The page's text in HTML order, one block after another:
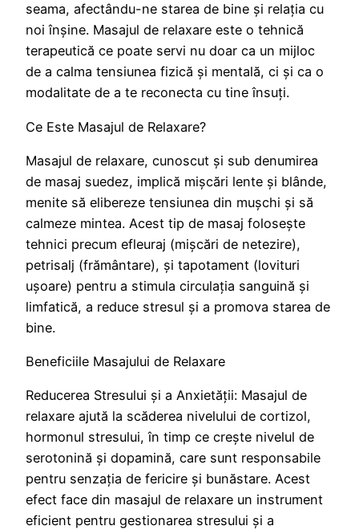
seama, afectându-ne starea de bine și relația cu
noi înșine. Masajul de relaxare este o tehnică
terapeutică ce poate servi nu doar ca un mijloc
de a calma tensiunea fizică și mentală, ci și ca o
modalitate de a te reconecta cu tine însuți.
Ce Este Masajul de Relaxare?
Masajul de relaxare, cunoscut și sub denumirea
de masaj suedez, implică mișcări lente și blânde,
menite să elibereze tensiunea din mușchi și să
calmeze mintea. Acest tip de masaj folosește
tehnici precum efleuraj (mișcări de netezire),
petrisalj (frământare), și tapotament (lovituri
ușoare) pentru a stimula circulația sanguină și
limfatică, a reduce stresul și a promova starea de
bine.
Beneficiile Masajului de Relaxare
Reducerea Stresului și a Anxietății: Masajul de
relaxare ajută la scăderea nivelului de cortizol,
hormonul stresului, în timp ce crește nivelul de
serotonină și dopamină, care sunt responsabile
pentru senzația de fericire și bunăstare. Acest
efect face din masajul de relaxare un instrument
eficient pentru gestionarea stresului și a